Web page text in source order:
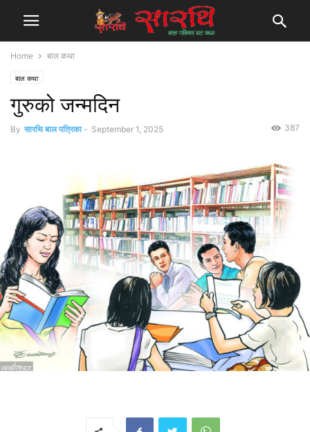
Home बाल कथा
बाल कथा
गुरुको जन्मदिन
By सारथि बाल पत्रिका - September 1, 2025 387